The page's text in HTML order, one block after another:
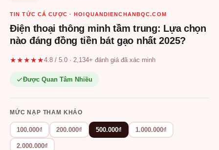
TIN TỨC CÁ CƯỢC · HOIQUANDIENCHANBQC.COM
Điện thoại thông minh tầm trung: Lựa chọn
nào đáng đồng tiền bát gạo nhất 2025?
★★★★★4.8 / 5.0 · 2,134+ đánh giá đã xác minh
Được Quan Tâm Nhiều
MỨC NẠP THAM KHẢO
100.000₫ 200.000₫ 500.000₫ 1.000.000₫
2.000.000₫